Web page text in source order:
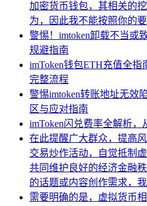
加密货币钱包，其相关的
为，因此我不能按照你的
警惕！imtoken卸载不当或
规避指南
imToken钱包ETH充值全
完整流程
警惕imtoken转账地址无效
区与应对指南
imToken闪兑费率全解析
在此提醒广大群众，提高
交易炒作活动，自觉抵制
共同维护良好的经济金融
的话题或内容创作需求，
需要明确的是，虚拟货币